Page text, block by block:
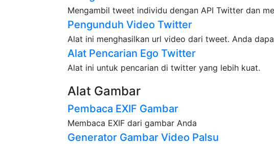
Mengambil tweet individu dengan API Twitter dan
Pengunduh Video Twitter
Alat ini menghasilkan url video dari tweet. Anda
Alat Pencarian Ego Twitter
Alat ini untuk pencarian di twitter yang lebih kuat.
Alat Gambar
Pembaca EXIF Gambar
Membaca EXIF dari gambar Anda
Generator Gambar Video Palsu